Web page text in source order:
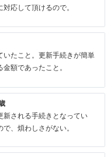
応して頂けるので。
いたこと。更新手続きが簡単
額であったこと。
新される手続きとなってい
、煩わしさがない。